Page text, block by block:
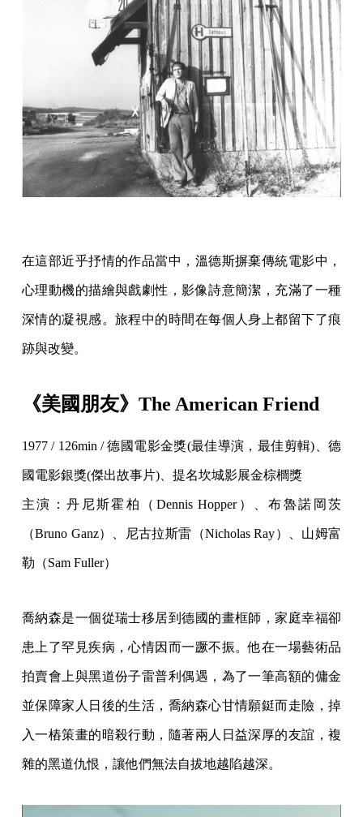
在這部近乎抒情的作品當中，溫德斯摒棄傳統電影中，
心理動機的描繪與戲劇性，影像詩意簡潔，充滿了一種
深情的凝視感。旅程中的時間在每個人身上都留下了痕
跡與改變。
《美國朋友》The American Friend
1977 / 126min / 德國電影金獎(最佳導演，最佳剪輯)、德
國電影銀獎(傑出故事片)、提名坎城影展金棕櫚獎
主演：丹尼斯霍柏（Dennis Hopper）、布魯諾岡茨
（Bruno Ganz）、尼古拉斯雷（Nicholas Ray）、山姆富
勒（Sam Fuller）
喬納森是一個從瑞士移居到德國的畫框師，家庭幸福卻
患上了罕見疾病，心情因而一蹶不振。他在一場藝術品
拍賣會上與黑道份子雷普利偶遇，為了一筆高額的傭金
並保障家人日後的生活，喬納森心甘情願鋌而走險，掉
入一樁策畫的暗殺行動，隨著兩人日益深厚的友誼，複
雜的黑道仇恨，讓他們無法自拔地越陷越深。